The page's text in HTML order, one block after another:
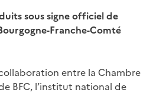
sous signe officiel de
Franche-Comté
collaboration entre la Chambre
BFC, l’institut national de